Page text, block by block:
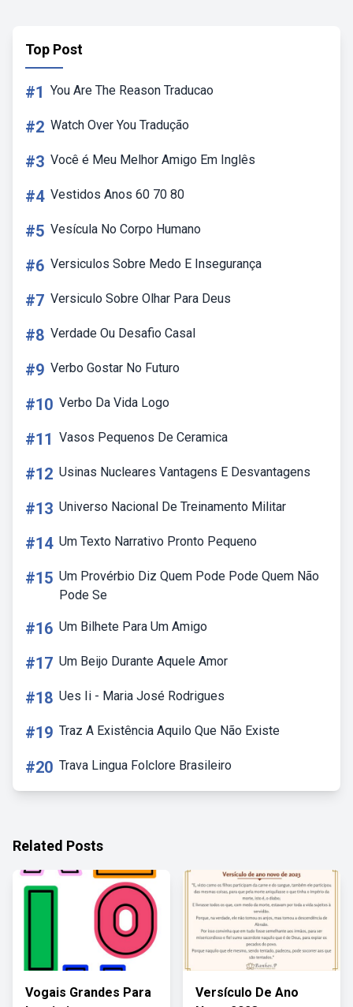
Top Post
#1 You Are The Reason Traducao
#2 Watch Over You Tradução
#3 Você é Meu Melhor Amigo Em Inglês
#4 Vestidos Anos 60 70 80
#5 Vesícula No Corpo Humano
#6 Versiculos Sobre Medo E Insegurança
#7 Versiculo Sobre Olhar Para Deus
#8 Verdade Ou Desafio Casal
#9 Verbo Gostar No Futuro
#10 Verbo Da Vida Logo
#11 Vasos Pequenos De Ceramica
#12 Usinas Nucleares Vantagens E Desvantagens
#13 Universo Nacional De Treinamento Militar
#14 Um Texto Narrativo Pronto Pequeno
#15 Um Provérbio Diz Quem Pode Pode Quem Não
Pode Se
#16 Um Bilhete Para Um Amigo
#17 Um Beijo Durante Aquele Amor
#18 Ues Ii - Maria José Rodrigues
#19 Traz A Existência Aquilo Que Não Existe
#20 Trava Lingua Folclore Brasileiro
Related Posts
Vogais Grandes Para
Versículo De Ano